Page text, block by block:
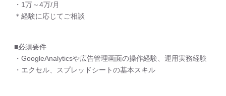
・1万～4万/月
＊経験に応じてご相談
■必須要件
・GoogleAnalyticsや広告管理画面の操作経験、運用実務経験
・エクセル、スプレッドシートの基本スキル